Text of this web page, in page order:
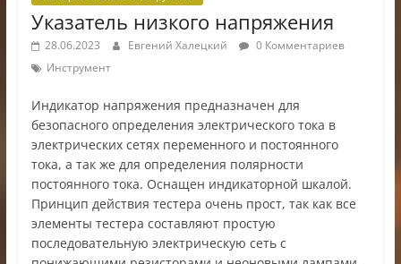
Указатель низкого напряжения
28.06.2023 Евгений Халецкий
0 Комментариев
Инструмент
Индикатор напряжения предназначен для
безопасного определения электрического тока в
электрических сетях переменного и постоянного
тока, а так же для определения полярности
постоянного тока. Оснащен индикаторной шкалой.
Принцип действия тестера очень прост, так как все
элементы тестера составляют простую
последовательную электрическую сеть с